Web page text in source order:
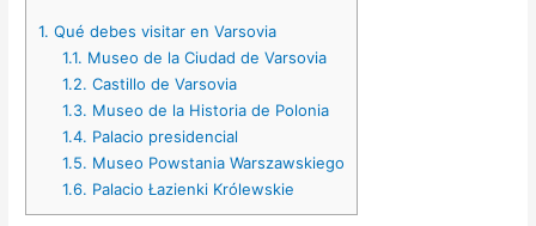
1. Qué debes visitar en Varsovia
1.1. Museo de la Ciudad de Varsovia
1.2. Castillo de Varsovia
1.3. Museo de la Historia de Polonia
1.4. Palacio presidencial
1.5. Museo Powstania Warszawskiego
1.6. Palacio Łazienki Królewskie